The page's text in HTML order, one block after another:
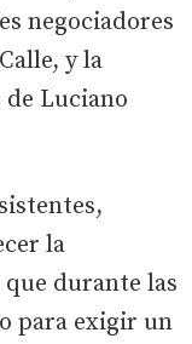
negociadores
y la
Luciano
la
durante las
para exigir un